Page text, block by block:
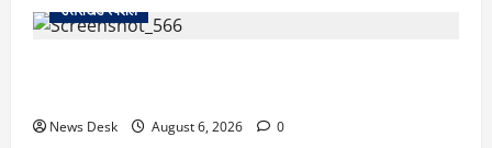
उत्तराखंड स्पेशल
News Desk August 6, 2026
0